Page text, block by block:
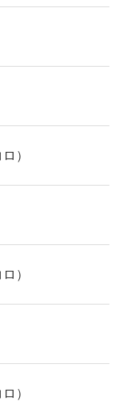
）
）
）